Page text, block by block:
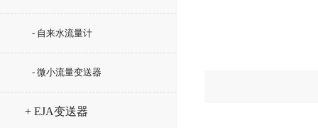
- 自来水流量计
- 微小流量变送器
+ EJA变送器